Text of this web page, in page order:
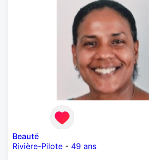
Beauté
Rivière-Pilote - 49 ans